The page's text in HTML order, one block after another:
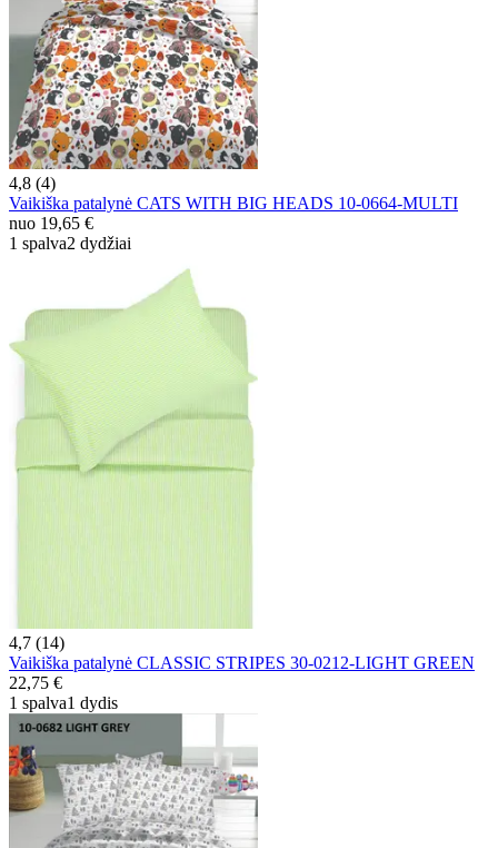
4,8 (4)
Vaikiška patalynė CATS WITH BIG HEADS 10-0664-MULTI
nuo 19,65 €
1 spalva2 dydžiai
4,7 (14)
Vaikiška patalynė CLASSIC STRIPES 30-0212-LIGHT GREEN
22,75 €
1 spalva1 dydis